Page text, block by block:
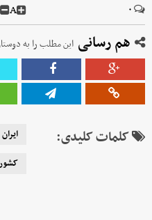
۰ A
هم رسانی این مطلب را به
کلمات کلیدی: ایران